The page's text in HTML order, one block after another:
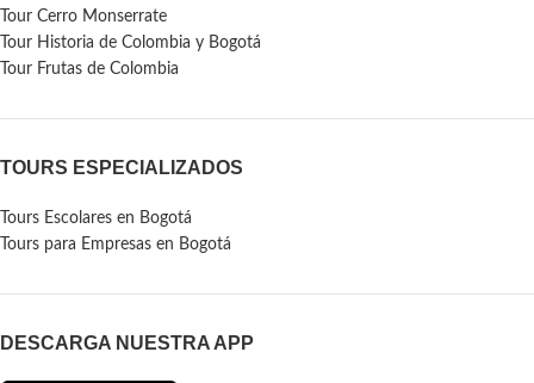
Tour Cerro Monserrate
Tour Historia de Colombia y Bogotá
Tour Frutas de Colombia
TOURS ESPECIALIZADOS
Tours Escolares en Bogotá
Tours para Empresas en Bogotá
DESCARGA NUESTRA APP